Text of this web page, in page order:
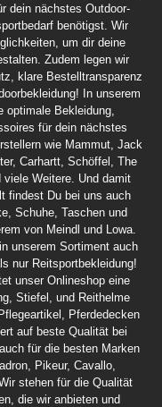
dein nächstes Outdoor-
benötigst. Wir
um dir deine
Zudem legen wir
klare Bestelltransparenz
In unserem
optimale Bekleidung,
für dein nächstes
wie Mammut, Jack
Carhartt, Schöffel, The
Weitere. Und damit
findest Du bei uns auch
Schuhe, Taschen und
von Meindl und Lowa.
unserem Sortiment auch
nur Reitsportbekleidung!
unser Onlineshop eine
Stiefel, und Reithelme
Pferdedecken
auf beste Qualität bei
für die besten Marken
Pikeur, Cavallo,
stehen für die Qualität
die wir anbieten und